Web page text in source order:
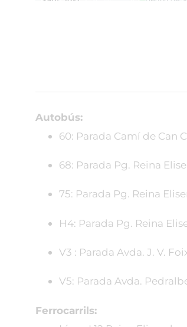
Autobús:
60: Parada Camí de Can
68: Parada Pg. Reina
75: Parada Pg. Reina
H4: Parada Pg. Reina
V3 : Parada Avda. J. V.
V5: Parada Avda.
Ferrocarrils: